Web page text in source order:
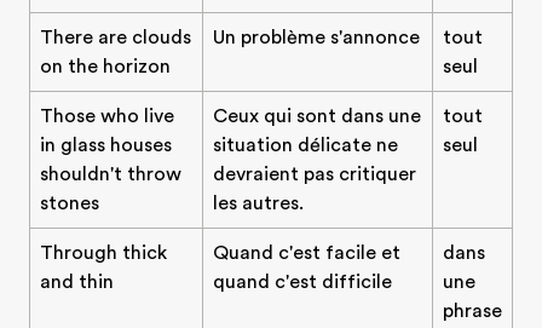
Evalue ton niveau d'anglais
There are clouds
on the horizon
Un problème s'annonce
tout
seul
Those who live
in glass houses
shouldn't throw
stones
Ceux qui sont dans une
situation délicate ne
devraient pas critiquer
les autres.
tout
seul
Through thick
and thin
Quand c'est facile et
quand c'est difficile
dans
une
phrase